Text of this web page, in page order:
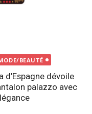
BEAUTÉ
d’Espagne dévoile
palazzo avec